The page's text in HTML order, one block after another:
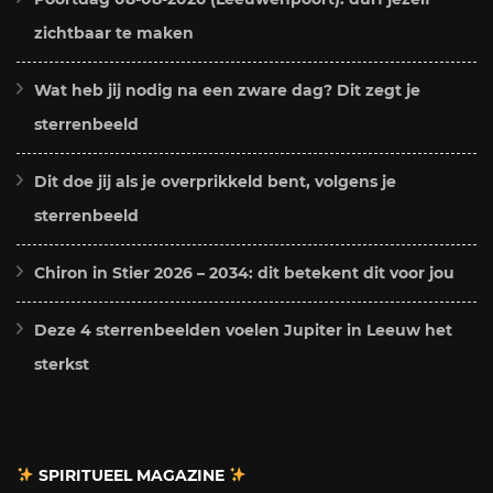
zichtbaar te maken
Wat heb jij nodig na een zware dag? Dit zegt je
sterrenbeeld
Dit doe jij als je overprikkeld bent, volgens je
sterrenbeeld
Chiron in Stier 2026 – 2034: dit betekent dit voor jou
Deze 4 sterrenbeelden voelen Jupiter in Leeuw het
sterkst
SPIRITUEEL MAGAZINE